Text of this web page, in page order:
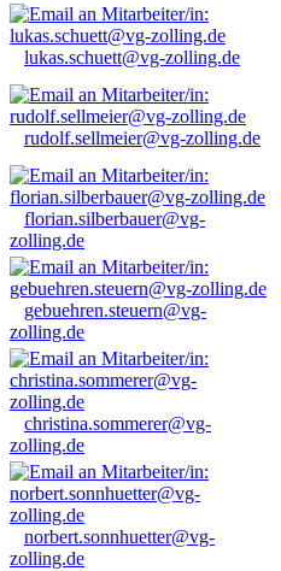
lukas.schuett@vg-zolling.de
rudolf.sellmeier@vg-zolling.de
florian.silberbauer@vg-
zolling.de
gebuehren.steuern@vg-
zolling.de
christina.sommerer@vg-
zolling.de
norbert.sonnhuetter@vg-
zolling.de